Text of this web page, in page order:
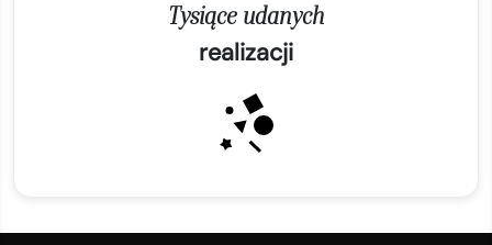
Tysiące udanych
realizacji